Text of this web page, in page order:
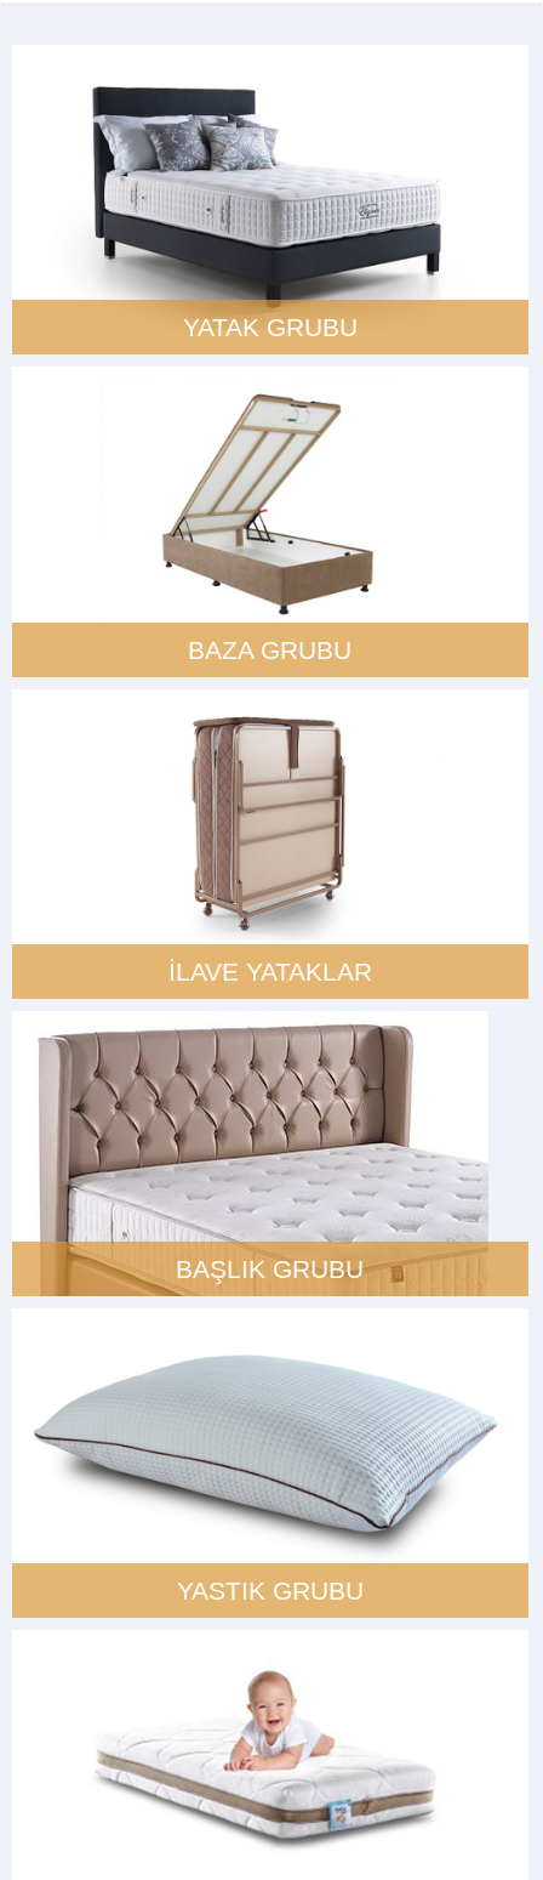
YATAK GRUBU
BAZA GRUBU
İLAVE YATAKLAR
BAŞLIK GRUBU
YASTIK GRUBU